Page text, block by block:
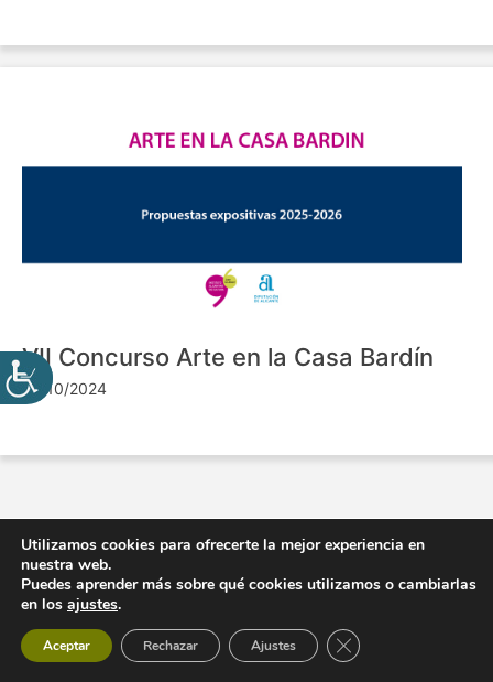
VII Concurso Arte en la Casa Bardín
24/10/2024
Utilizamos cookies para ofrecerte la mejor experiencia en
nuestra web.
Puedes aprender más sobre qué cookies utilizamos o cambiarlas
en los ajustes.
Aceptar Rechazar Ajustes Cerrar el banner de